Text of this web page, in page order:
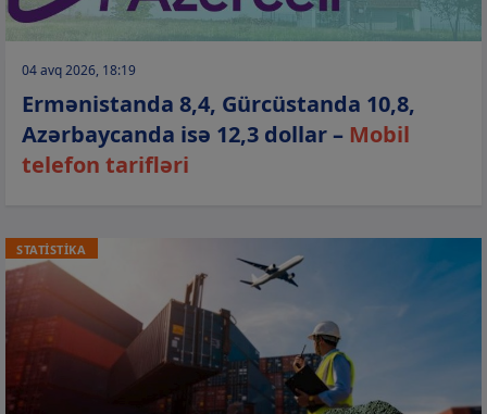
04 avq 2026, 18:19
Ermənistanda 8,4, Gürcüstanda 10,8,
Azərbaycanda isə 12,3 dollar – Mobil
telefon tarifləri
STATİSTİKA